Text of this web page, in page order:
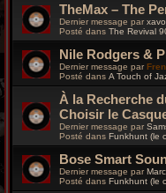
TheMax – The
Dernier message par
Posté dans The Revival
Nile Rodgers &
Dernier message par
Posté dans A Touch of
À la Recherche
Choisir le
Dernier message par
Posté dans Funkhunt (le
Bose Smart
Dernier message par
Posté dans Funkhunt (le